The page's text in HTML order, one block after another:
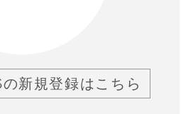
の新規登録はこちら